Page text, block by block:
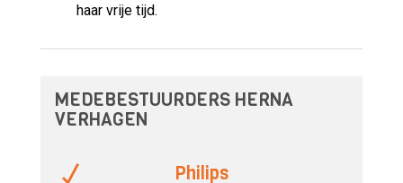
haar vrije tijd.
MEDEBESTUURDERS HERNA
VERHAGEN
Philips